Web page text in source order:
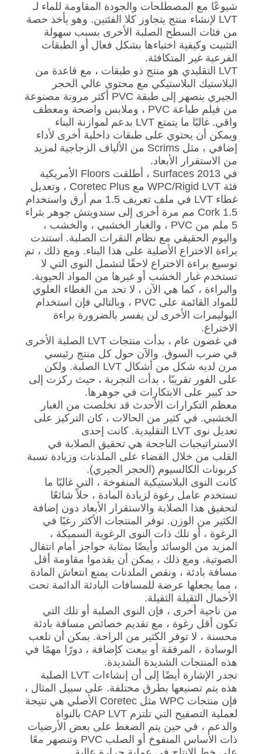
شيوعًا مع المصطلحات والجودة المقاومة للماء لـ
LVT لإنشاء منتج يتجاوز كلا الفئتين. وهو يأخذ حصة
من فئات السطح الصلبة الأخرى بسبب سهولة
التثبيت وكيفية اختباءها بشكل فعال أو الطبقات
الفرعية غير المتكافئة.
LVT التقليدي هو منتج ذو طبقات ، مع قاعدة من
البلاستيك البلاستيكي مع محتوى عالي الحجر
الجيري ينصهر إلى طبقة PVC أكثر مرونة مصنوعة
من فيلم طباعة PVC ، وملابس واضحة ومعطف
واقي. غالبًا ما يتمتع LVT بدعم لموازنة البناء
ويمكن أن يحتوي على طبقات داخلية أخرى لأداء
إضافي ، مثل Scrims من الألياف الزجاجية لمزيد
من الاستقرار الأبعاد.
في Surfaces 2013 ، أطلقت Floors الأمريكية
فئة WPC/Rigid LVT مع Coretec Plus ، وتعديل
غطاء LVT في ملف تعريف 1.5 مم أرق واستخدام
Cork 1.5 مم مرة أخرى إلى سندويتش جوهر بثراء
5 ملم من PVC ، والغبار الخشبي ، والخشب ،
واليوم الحقيقي مع نظام النقرات الصلبة. استندت
براءة الاختراع الأصلية على هذا البناء. ومع ذلك ، تم
توسيع براءة الاختراع لاحقًا لتشمل النوى التي لا
تستخدم غبار الخشب أو غيرها من المواد الحيوية.
والبراءة ، كما هي الآن ، لا تحد من الغطاء العلوي
للمواد القائمة على PVC ، وبالتالي فإن استخدام
البوليمرات الأخرى لن يفسر بالضرورة براءة
الاختراع.
في غضون عام ، بدأت منتجات LVT الصلبة الأخرى
في ضرب السوق. والآن حول كل منتج رئيسي
مرن لديه شكل من أشكال LVT الصلبة. ولكن
على الفور تقريبًا ، بدأت التجربة ، حيث ركزت إلى
حد كبير على الابتكارات في جوهرها.
معظم التكرارات الأحدث قد تخلصت من الغبار
الخشبي. في كثير من الحالات ، كان التركيز على
تعديل نوى LVT التقليدية. كانت إحدى
الاستراتيجيات الناجحة هي تحقيق الصلابة في
القلب من خلال القضاء على الملدنات وزيادة نسبة
كربونات الكالسيوم (الحجر الجيري).
كانت النوى البلاستيكية المنفوخة ، التي غالبًا ما
تستخدم عامل رغوة لزيادة المادة ، حلاً شائعًا
لتحقيق هذا الصلابة والاستقرار الأبعاد دون إضافة
الكثير من الوزن. توفر المنتجات الأكثر رغبًا في
الرغوة ، أو تلك ذات النوى الرغوية السميكة ،
المزيد من الوسائد وأيضًا بمثابة حواجز أمام انتقال
الصوتية. ومع ذلك ، يمكن أن يقدموا مقاومة أقل
مسافة بادئة ، ونقص الملدنات يمنع انتعاش المادة
، مما يجعلها عرضة للمسافات البادئة الدائمة تحت
الأحمال الثقيلة الثقيلة.
من ناحية أخرى ، فإن النوى الصلبة أو تلك التي
تكون أقل رغوة ، مع تقديم خصائص مسافة بادئة
محسنة ، لا توفر الكثير من الراحة. يمكن أن تلعب
الوسادة ، المرفقة أو بيعت كإضافة ، دورًا مهمًا في
هذه المنتجات الشديدة الشديدة.
تجدر الإشارة أيضًا إلى أن إنشاءات LVT الصلبة
هذه يتم تصنيعها بطرق مختلفة. على سبيل المثال ،
فإن منتجات WPC مثل Coretec الأصلي هي نتيجة
لعملية التصفيح التي تلتزم CAP LVT بالنواة
والدعم ، في حين يتم الضغط على بعض الأرضيات
ذات الأساس المنفوخ أو الصلب PVC وتنصهر معًا